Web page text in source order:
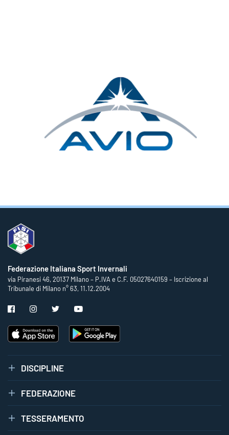
Federazione Italiana Sport Invernali
via Piranesi 46, 20137 Milano – P.IVA e C.F. 05027640159 – Iscrizione al
Tribunale di Milano n° 63, 11.12.2004
DISCIPLINE
FEDERAZIONE
TESSERAMENTO